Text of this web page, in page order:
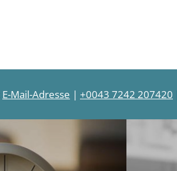
E-Mail-Adresse | +0043 7242 207420